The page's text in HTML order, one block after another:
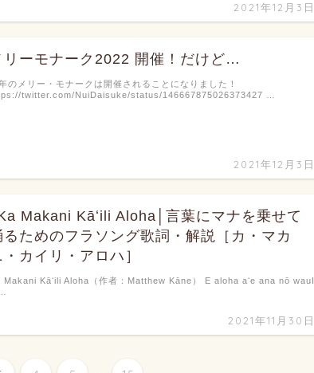
2021年12月3日
リーモナーク2022 開催！だけど…
2021年12月3日
のメリー・モナークは開催されることになりました！
twitter.com/NuiDaisuke/status/146667875026373427 …
Makani Kāʻili Aloha│言葉にマナを乗せて
るためのフラソング歌詞・解説［カ・マカ
・カイリ・アロハ］
2021年11月30日
Makani Kāʻili Aloha（作者：Matthew Kāne） E aloha aʻe ana nō wauI
...